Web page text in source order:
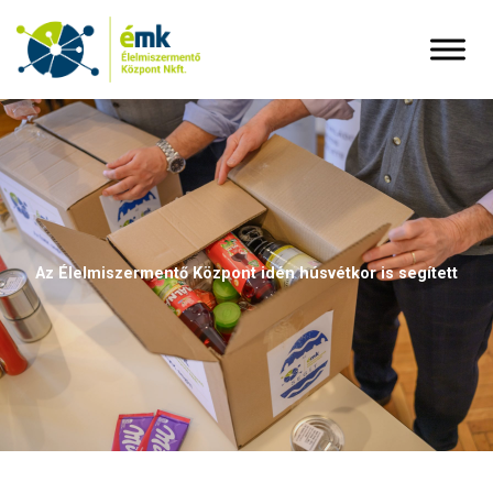
Az Élelmiszermentő Központ idén húsvétkor is segített